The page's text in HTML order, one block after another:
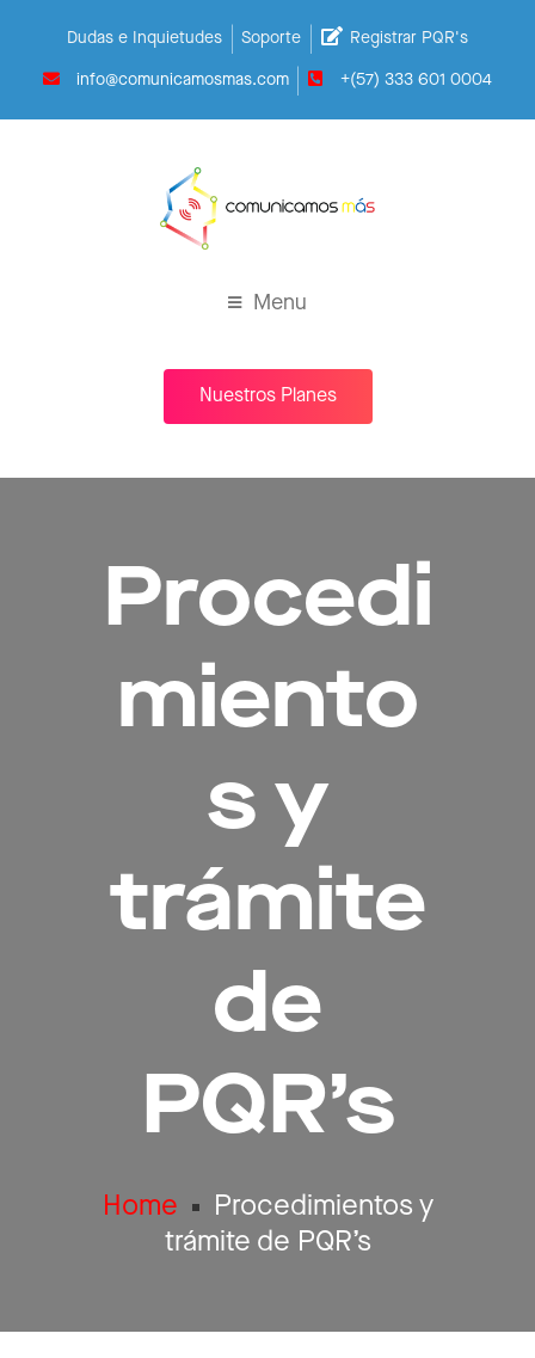
Dudas e Inquietudes Soporte Registrar PQR's
info@comunicamosmas.com +(57) 333 601 0004
Menu
Nuestros Planes
Procedi
miento
s y
trámite
de
PQR’s
Home
Procedimientos y
trámite de PQR’s